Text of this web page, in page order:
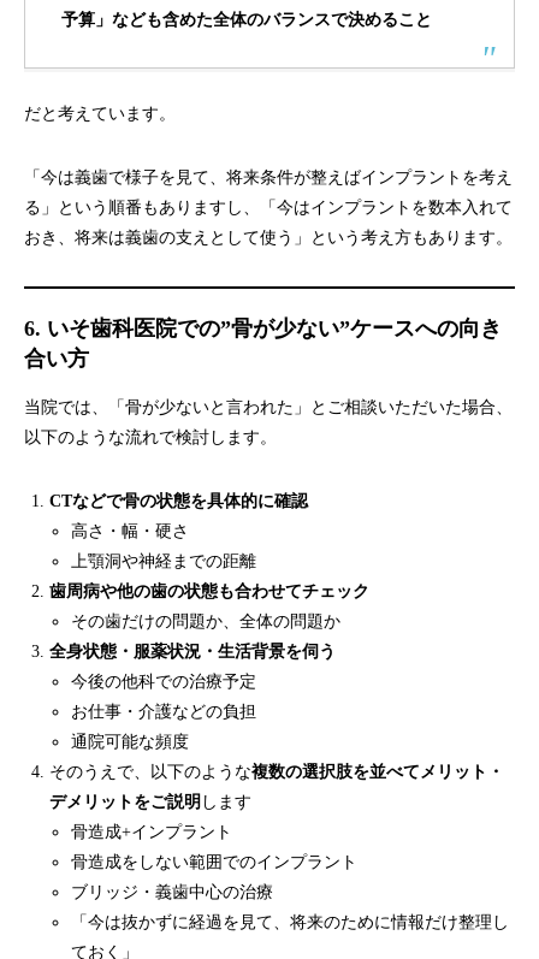
予算」なども含めた全体のバランスで決めること
だと考えています。
「今は義歯で様子を見て、将来条件が整えばインプラントを考え
る」という順番もありますし、「今はインプラントを数本入れて
おき、将来は義歯の支えとして使う」という考え方もあります。
6. いそ歯科医院での”骨が少ない”ケースへの向き
合い方
当院では、「骨が少ないと言われた」とご相談いただいた場合、
以下のような流れで検討します。
CTなどで骨の状態を具体的に確認
高さ・幅・硬さ
上顎洞や神経までの距離
歯周病や他の歯の状態も合わせてチェック
その歯だけの問題か、全体の問題か
全身状態・服薬状況・生活背景を伺う
今後の他科での治療予定
お仕事・介護などの負担
通院可能な頻度
そのうえで、以下のような複数の選択肢を並べてメリット・
デメリットをご説明 します
骨造成+インプラント
骨造成をしない範囲でのインプラント
ブリッジ・義歯中心の治療
「今は抜かずに経過を見て、将来のために情報だけ整理し
ておく」